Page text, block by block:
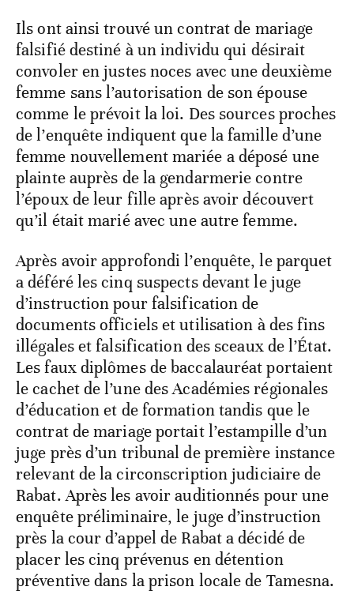
Ils ont ainsi trouvé un contrat de mariage
falsifié destiné à un individu qui désirait
convoler en justes noces avec une deuxième
femme sans l’autorisation de son épouse
comme le prévoit la loi. Des sources proches
de l’enquête indiquent que la famille d’une
femme nouvellement mariée a déposé une
plainte auprès de la gendarmerie contre
l’époux de leur fille après avoir découvert
qu’il était marié avec une autre femme.
Après avoir approfondi l’enquête, le parquet
a déféré les cinq suspects devant le juge
d’instruction pour falsification de
documents officiels et utilisation à des fins
illégales et falsification des sceaux de l’État.
Les faux diplômes de baccalauréat portaient
le cachet de l’une des Académies régionales
d’éducation et de formation tandis que le
contrat de mariage portait l’estampille d’un
juge près d’un tribunal de première instance
relevant de la circonscription judiciaire de
Rabat. Après les avoir auditionnés pour une
enquête préliminaire, le juge d’instruction
près la cour d’appel de Rabat a décidé de
placer les cinq prévenus en détention
préventive dans la prison locale de Tamesna.